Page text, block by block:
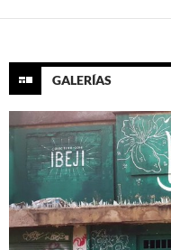
GALERÍAS